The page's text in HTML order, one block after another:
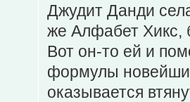
Джудит Данди
же Алфабет Хикс,
Вот он-то ей и
формулы
оказывается